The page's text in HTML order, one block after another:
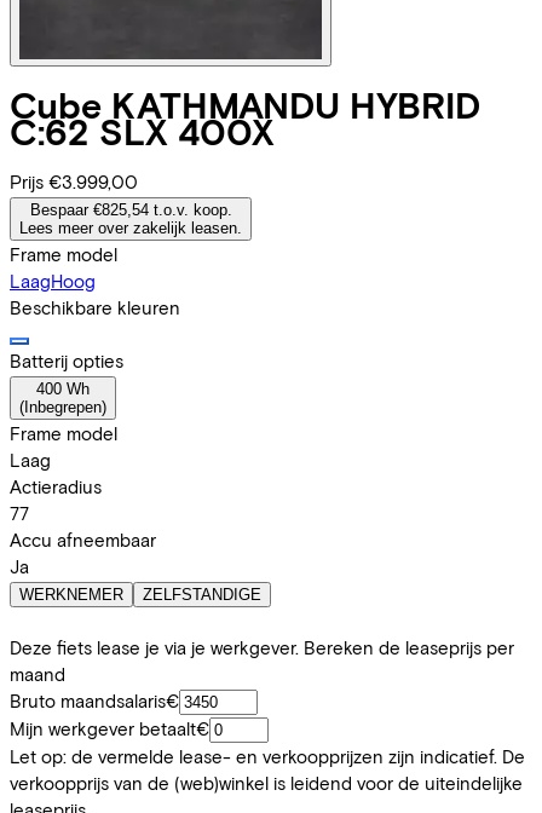
Cube KATHMANDU HYBRID
C:62 SLX 400X
Prijs €3.999,00
Bespaar €825,54 t.o.v. koop.
Lees meer over zakelijk leasen.
Frame model
LaagHoog
Beschikbare kleuren
Batterij opties
400 Wh
( Inbegrepen)
Frame model
Laag
Actieradius
77
Accu afneembaar
Ja
WERKNEMER ZELFSTANDIGE
Deze fiets lease je via je werkgever. Bereken de leaseprijs per
maand
Bruto maandsalaris€
Mijn werkgever betaalt€
Let op: de vermelde lease- en verkoopprijzen zijn indicatief. De
verkoopprijs van de (web)winkel is leidend voor de uiteindelijke